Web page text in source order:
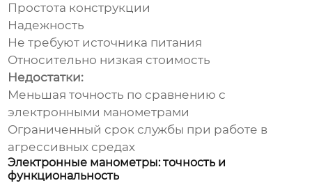
Простота конструкции
Надежность
Не требуют источника питания
Относительно низкая стоимость
Недостатки:
Меньшая точность по сравнению с
электронными манометрами
Ограниченный срок службы при работе в
агрессивных средах
Электронные манометры: точность и
функциональность